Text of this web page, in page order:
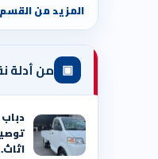
المزيد من القسم
▣ من أدلة